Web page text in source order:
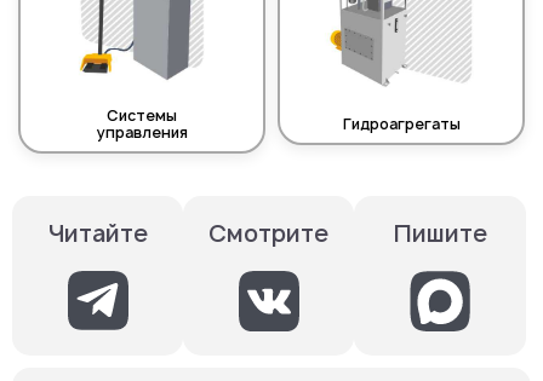
Системы
управления
Гидроагрегаты
Читайте Смотрите Пишите